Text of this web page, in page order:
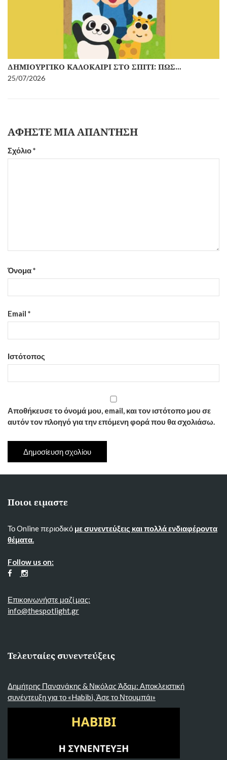
ΔΗΜΙΟΥΡΓΙΚΌ ΚΑΛΟΚΑΊΡΙ ΣΤΟ ΣΠΊΤΙ: ΠΏΣ…
25/07/2026
ΑΦΉΣΤΕ ΜΙΑ ΑΠΆΝΤΗΣΗ
Σχόλιο*
Όνομα*
Email *
Ιστότοπος
Αποθήκευσε το όνομά μου, email, και τον ιστότοπο μου σε
αυτόν τον πλοηγό για την επόμενη φορά που θα σχολιάσω.
Ποιοι ειμαστε
Το Online περιοδικό με συνεντεύξεις και πολλά ενδιαφέροντα
θέματα.
Follow us on:
Επικοινωνήστε μαζί μας:
info@thespotlight.gr
Τελευταίες συνεντεύξεις
Δημήτρης Πανανάκης & Νικόλας Άδαμ: Αποκλειστική
συνέντευξη για το «Habibi, Άσε το Ντουμπάι»